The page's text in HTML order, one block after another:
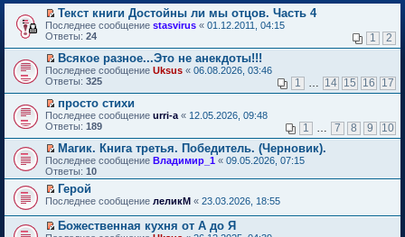
в
о
м
у
н
е
п
р
о
ч
и
т
а
н
н
о
м
у
с
о
о
и
к
п
р
в
о
м
у
н
е
п
р
о
ч
и
т
а
н
н
о
П
е
е
й
т
и
п
е
р
в
о
м
у
н
е
п
р
о
Текст книги Достойны ли мы отцов. Часть 4
Последнее сообщение stasvirus « 01.12.2011, 04:15
Ответы: 24 1 2
П
е
е
й
т
и
к
п
е
р
в
о
м
у
н
Всякое разное...Это не анекдоты!!!
Последнее сообщение Uksus « 06.08.2026, 03:46
Ответы: 325 1 … 14 15 16 17
П
е
е
й
т
и
п
р
в
просто стихи
Последнее сообщение urri-a « 12.05.2026, 09:48
Ответы: 189 1 … 7 8 9 10
П
е
р
й
и
к
Магик. Книга третья. Победитель. (Черновик).
Последнее сообщение Владимир_1 « 09.05.2026, 07:15
Ответы: 10
П
р
е
Герой
Последнее сообщение леликМ « 23.03.2026, 18:55
Божественная кухня от А до Я